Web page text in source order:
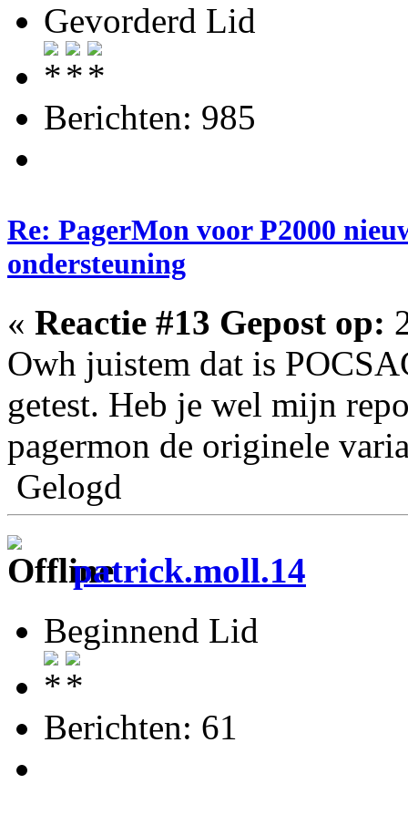
Gevorderd Lid
Berichten: 985
Re: PagerMon voor P2000
ondersteuning
« Reactie #13 Gepost op:
Owh juistem dat is
getest. Heb je wel mijn
pagermon de originele
Gelogd
patrick.moll.14
Beginnend Lid
Berichten: 61